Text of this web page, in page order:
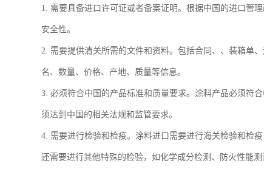
1. 需要具备进口许可证或者备案证明。根据中国的进口管
安全性。
2. 需要提供清关所需的文件和资料。包括合同、、装箱单
名、数量、价格、产地、质量等信息。
3. 必须符合中国的产品标准和质量要求。涂料产品必须符
须达到中国的相关法规和监管要求。
4. 需要进行检验和检疫。涂料进口需要进行海关检验和检
还需要进行其他特殊的检验，如化学成分检测、防火性能测